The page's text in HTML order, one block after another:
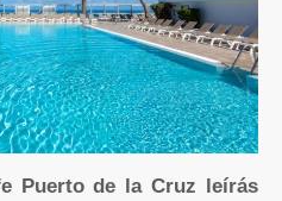
Puerto de la Cruz leírás